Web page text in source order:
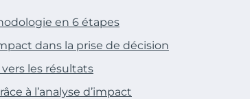
en 6 étapes
dans la prise de décision
les résultats
à l’analyse d’impact